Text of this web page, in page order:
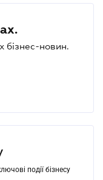
бізнес-новин.
події бізнесу